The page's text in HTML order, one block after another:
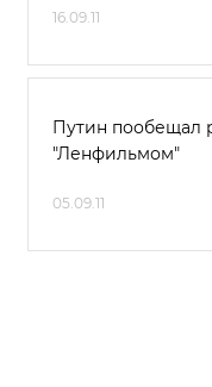
16.09.11
Путин пообещал
"Ленфильмом"
05.09.11